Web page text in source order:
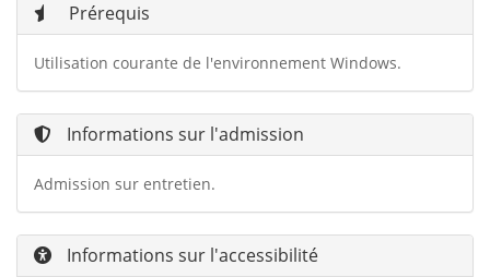
Prérequis
Utilisation courante de l'environnement Windows.
Informations sur l'admission
Admission sur entretien.
Informations sur l'accessibilité